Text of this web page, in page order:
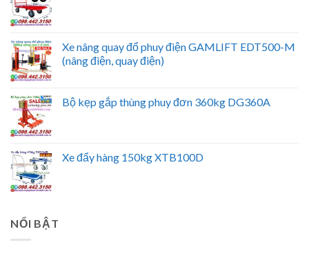
Xe nâng quay đổ phuy điện GAMLIFT EDT500-M
(nâng điện, quay điện)
Bộ kẹp gắp thùng phuy đơn 360kg DG360A
Xe đẩy hàng 150kg XTB100D
NỔI BẬT